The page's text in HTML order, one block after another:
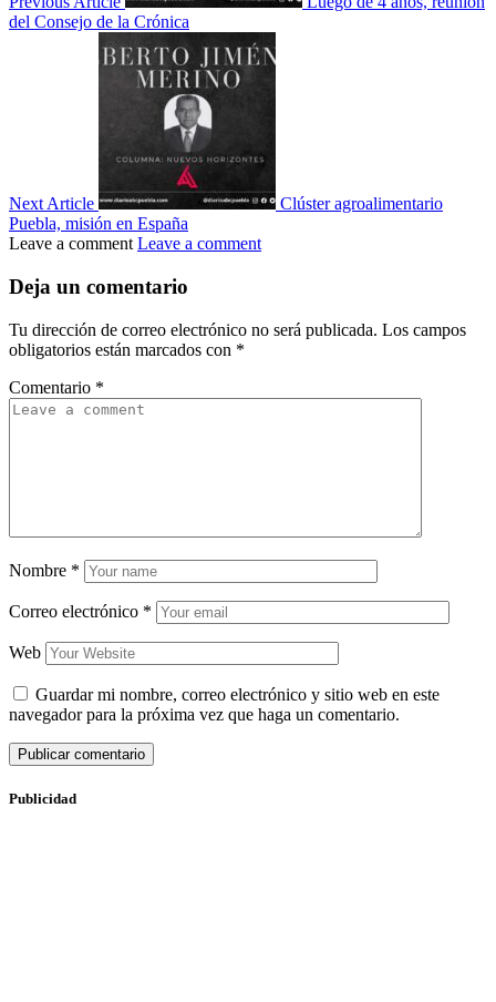
del Consejo de la Crónica
Next Article
Clúster agroalimentario
Puebla, misión en España
Leave a comment Leave a comment
Deja un comentario
Tu dirección de correo electrónico no será publicada. Los campos
obligatorios están marcados con *
Comentario *
Nombre *
Correo electrónico *
Web
Guardar mi nombre, correo electrónico y sitio web en este
navegador para la próxima vez que haga un comentario.
Publicidad